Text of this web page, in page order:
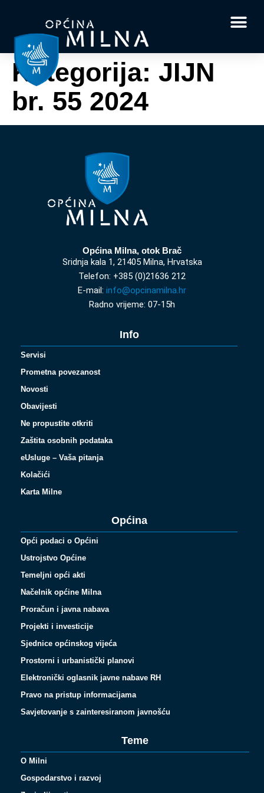
Kategorija: JIJN
br. 55 2024
Općina Milna, otok Brač
Sridnja kala 1, 21405 Milna, Hrvatska
Telefon: +385 (0)21636 212
E-mail: info@opcinamilna.hr
Radno vrijeme: 07-15h
Info
Servisi
Prometna povezanost
Novosti
Obavijesti
Ne propustite otkriti
Zaštita osobnih podataka
eUsluge – Vaša pitanja
Kolačići
Karta Milne
Općina
Opći podaci o Općini
Ustrojstvo Općine
Temeljni opći akti
Načelnik općine Milna
Proračun i javna nabava
Projekti i investicije
Sjednice općinskog vijeća
Prostorni i urbanistički planovi
Elektronički oglasnik javne nabave RH
Pravo na pristup informacijama
Savjetovanje s zainteresiranom javnošću
Teme
O Milni
Gospodarstvo i razvoj